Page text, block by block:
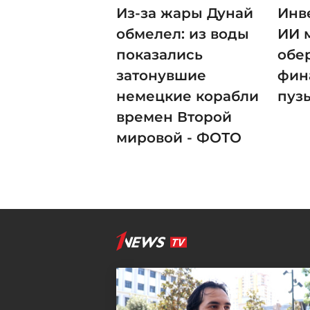
Из-за жары Дунай
обмелел: из воды
показались
затонувшие
немецкие корабли
времен Второй
мировой - ФОТО
ИИ